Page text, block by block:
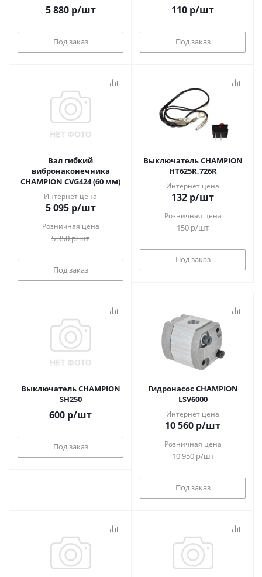
5 880р/шт
Под заказ
110 р/шт
Под заказ
Вал гибкий
вибронаконечника
CHAMPION CVG424 (60 мм)
Интернет цена
5 095р/шт
Розничная цена
5 350р/шт
Под заказ
Выключатель CHAMPION
HT625R,726R
Интернет цена
132 р/шт
Розничная цена
150р/шт
Под заказ
Выключатель CHAMPION
SH250
600 р/шт
Под заказ
Гидронасос CHAMPION
LSV6000
Интернет цена
10 560 р/шт
Розничная цена
10 950р/шт
Под заказ